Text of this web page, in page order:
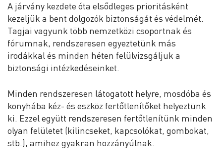
A járvány kezdete óta elsődleges prioritásként
kezeljük a bent dolgozók biztonságát és védelmét.
Tagjai vagyunk több nemzetközi csoportnak és
fórumnak, rendszeresen egyeztetünk más
irodákkal és minden héten felülvizsgáljuk a
biztonsági intézkedéseinket.
Minden rendszeresen látogatott helyre, mosdóba és
konyhába kéz- és eszköz fertőtlenítőket helyeztünk
ki. Ezzel együtt rendszeresen fertőtlenítünk minden
olyan felületet (kilincseket, kapcsolókat, gombokat,
stb.), amihez gyakran hozzányúlnak.